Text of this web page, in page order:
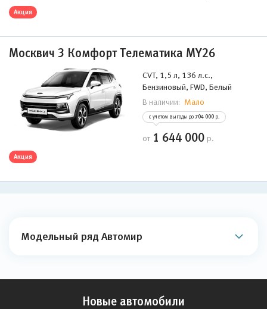
Акция
Москвич 3 Комфорт Телематика MY26
CVT, 1,5 л, 136 л.с.,
Бензиновый, FWD, Белый
В наличии: Мало
с учетом выгоды до 704 000 р.
от 1 644 000 р.
Акция
Модельный ряд Автомир
Новые автомобили